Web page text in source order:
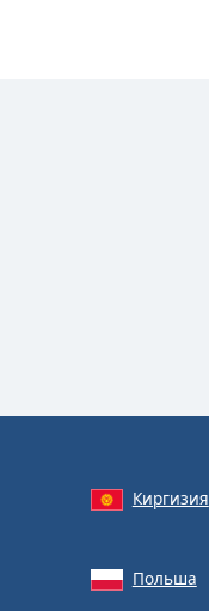
Киргизия
Польша